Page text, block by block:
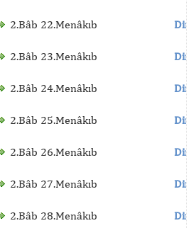
2.Bâb 22.Menâkıb
2.Bâb 23.Menâkıb
2.Bâb 24.Menâkıb
2.Bâb 25.Menâkıb
2.Bâb 26.Menâkıb
2.Bâb 27.Menâkıb
2.Bâb 28.Menâkıb